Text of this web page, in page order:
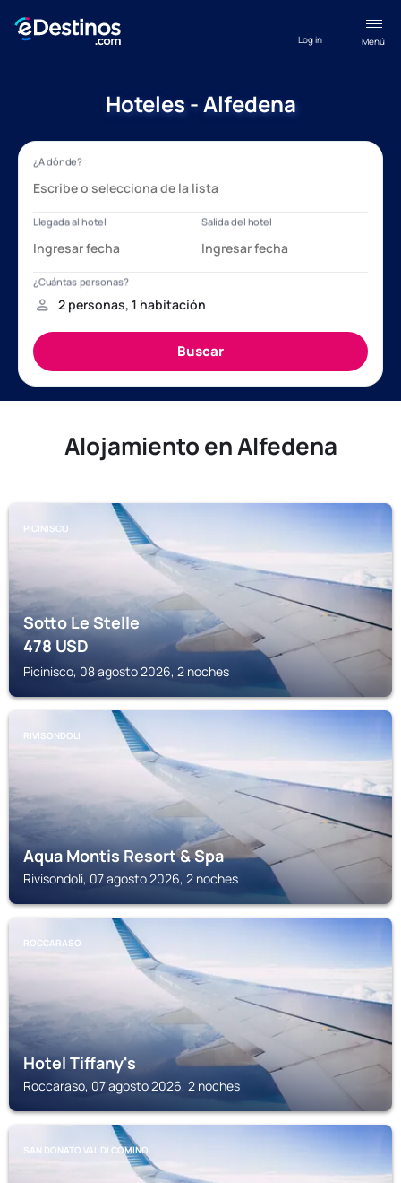
Menú
Log in
Hoteles - Alfedena
Alojamiento en Alfedena
PICINISCO
Sotto Le Stelle
478USD
Picinisco, 08 agosto 2026, 2 noches
RIVISONDOLI
Aqua Montis Resort & Spa
Rivisondoli, 07 agosto 2026, 2 noches
ROCCARASO
Hotel Tiffany's
Roccaraso, 07 agosto 2026, 2 noches
SAN DONATO VAL DI COMINO